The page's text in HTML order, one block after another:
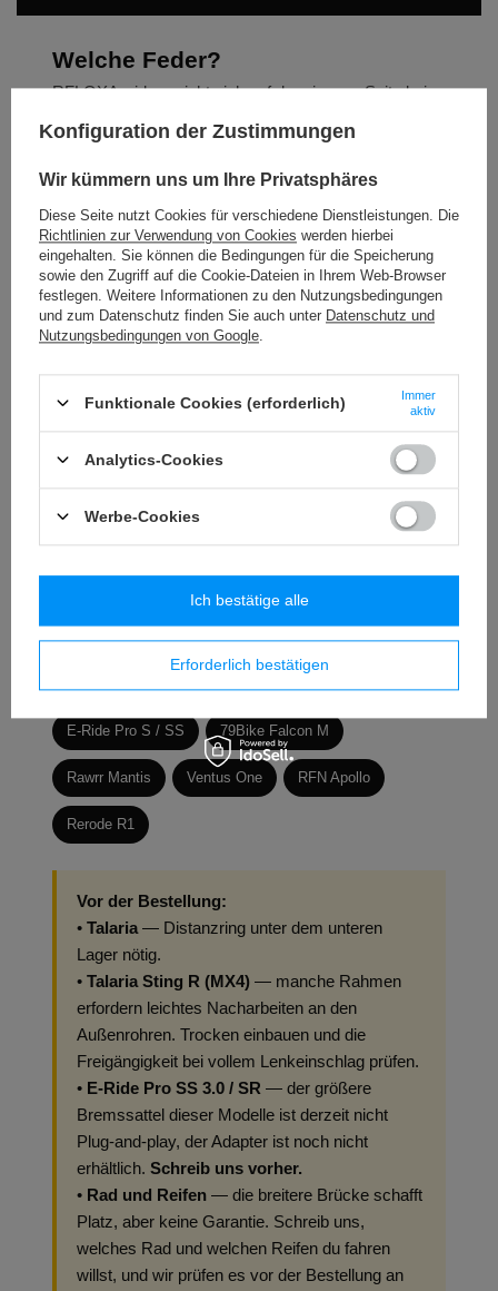
Welche Feder?
RFLOXA widerspricht sich auf der eigenen Seite bei
die wir geradestehen.
Feder
Trail /
Sprünge /
45 lbs bis ~100 kg bis ~85 kg
45–60 lbs
progressiv
~80–115 kg ~80–110 kg
oder unsicher? Schreib uns dein Gewicht, dein Bike und
deinen Fahrstil. Die falsche Feder ist der häufigste
Sur-Ron LBS / L1E
Segway X260 / X160 Talaria MX3
E-Ride Pro S / SS 79Bike Falcon M
Rawrr Mantis Ventus One RFN Apollo
Rerode R1
Vor der Bestellung:
• Talaria — Distanzring unter dem unteren
Lager nötig.
• Talaria Sting R (MX4) — manche Rahmen
erfordern leichtes Nacharbeiten an den
Außenrohren. Trocken einbauen und die
Freigängigkeit bei vollem Lenkeinschlag prüfen.
• E-Ride Pro SS 3.0 / SR — der größere
Bremssattel dieser Modelle ist derzeit nicht
Plug-and-play, der Adapter ist noch nicht
erhältlich. Schreib uns vorher.
• Rad und Reifen — die breitere Brücke schafft
Platz, aber keine Garantie. Schreib uns,
welches Rad und welchen Reifen du fahren
willst, und wir prüfen es vor der Bestellung an
Konfiguration der Zustimmungen
Wir kümmern uns um Ihre Privatsphäres
Diese Seite nutzt Cookies für verschiedene Dienstleistungen. Die
Richtlinien zur Verwendung von Cookies werden hierbei
eingehalten. Sie können die Bedingungen für die Speicherung
sowie den Zugriff auf die Cookie-Dateien in Ihrem Web-Browser
festlegen. Weitere Informationen zu den Nutzungsbedingungen
und zum Datenschutz finden Sie auch unter Datenschutz und
Nutzungsbedingungen von Google
Funktionale Cookies (erforderlich)
Immer
aktiv
Analytics-Cookies
Werbe-Cookies
Erforderlich bestätigen
Ich bestätige alle